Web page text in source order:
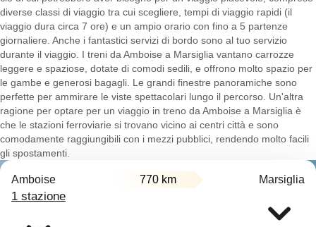
diverse classi di viaggio tra cui scegliere, tempi di viaggio rapidi (il
viaggio dura circa 7 ore) e un ampio orario con fino a 5 partenze
giornaliere. Anche i fantastici servizi di bordo sono al tuo servizio
durante il viaggio. I treni da Amboise a Marsiglia vantano carrozze
leggere e spaziose, dotate di comodi sedili, e offrono molto spazio per
le gambe e generosi bagagli. Le grandi finestre panoramiche sono
perfette per ammirare le viste spettacolari lungo il percorso. Un'altra
ragione per optare per un viaggio in treno da Amboise a Marsiglia è
che le stazioni ferroviarie si trovano vicino ai centri città e sono
comodamente raggiungibili con i mezzi pubblici, rendendo molto facili
gli spostamenti.
Amboise 770 km Marsiglia
1 stazione